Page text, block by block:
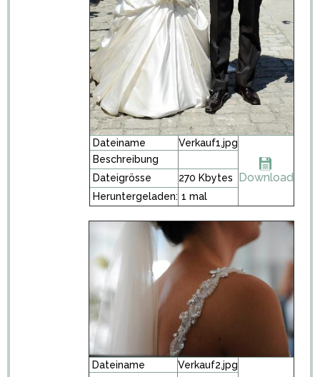
Dateiname Verkauf1.jpg
Download
Beschreibung
Dateigrösse
270 Kbytes
Heruntergeladen: 1 mal
Dateiname
Verkauf2.jpg